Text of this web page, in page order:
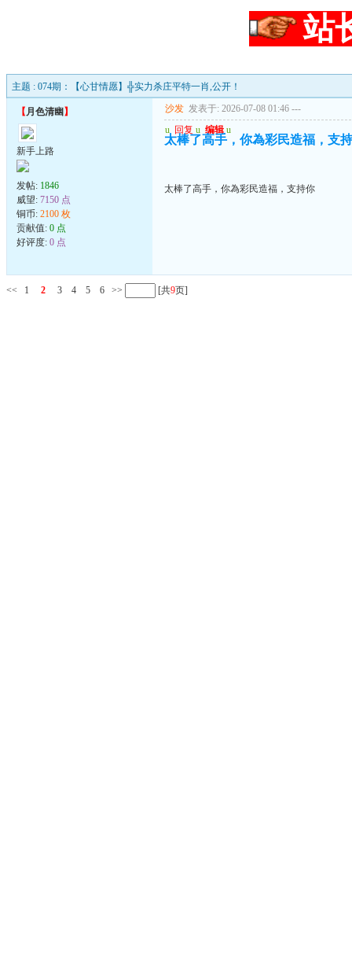
站
主题 : 074期：【心甘情愿】╬实力杀庄平特一肖,公开！
【月色清幽 】
新手上路
发帖: 1846
威望: 7150 点
铜币: 2100 枚
贡献值: 0 点
好评度: 0 点
沙发 发表于: 2026-07-08 01:46 ---
u 回复 u 编辑 u
太棒了高手，你為彩民造福，支
太棒了高手，你為彩民造福，支持你
<< 1 2 3 4 5 6 >> [共9页]